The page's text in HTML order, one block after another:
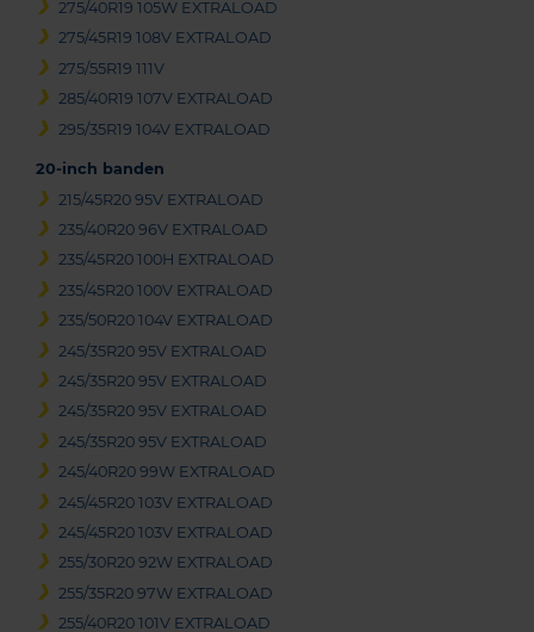
275/40R19 105W EXTRALOAD
275/45R19 108V EXTRALOAD
275/55R19 111V
285/40R19 107V EXTRALOAD
295/35R19 104V EXTRALOAD
20-inch banden
215/45R20 95V EXTRALOAD
235/40R20 96V EXTRALOAD
235/45R20 100H EXTRALOAD
235/45R20 100V EXTRALOAD
235/50R20 104V EXTRALOAD
245/35R20 95V EXTRALOAD
245/35R20 95V EXTRALOAD
245/35R20 95V EXTRALOAD
245/35R20 95V EXTRALOAD
245/40R20 99W EXTRALOAD
245/45R20 103V EXTRALOAD
245/45R20 103V EXTRALOAD
255/30R20 92W EXTRALOAD
255/35R20 97W EXTRALOAD
255/40R20 101V EXTRALOAD